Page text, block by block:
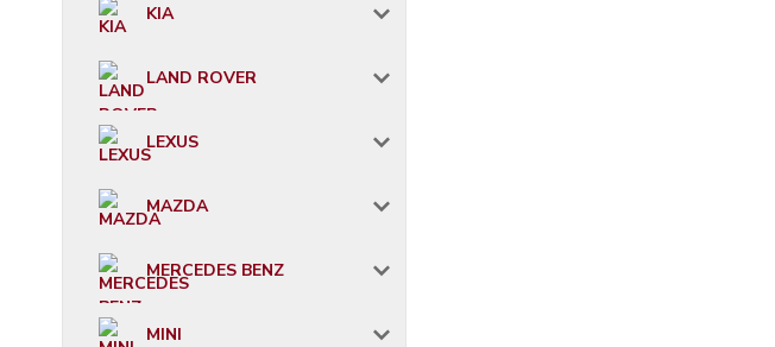
KIA
LAND ROVER
LEXUS
MAZDA
MERCEDES BENZ
MINI